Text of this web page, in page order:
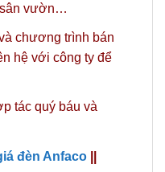
sân vườn…
chương trình bán
hệ với công ty để
tác quý báu và
đèn Anfaco